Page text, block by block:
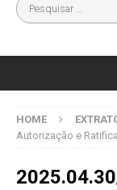
HOME
Autorização e